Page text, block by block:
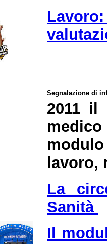
Segnalazione di
2011 il
lavoro,
La
Sanità
Il